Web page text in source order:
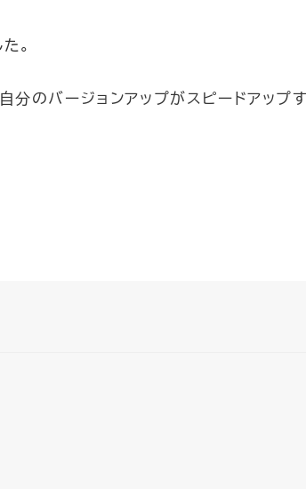
。
分のバージョンアップがスピードアップす